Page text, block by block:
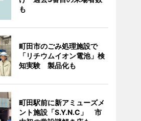
も
町田市のごみ処理施設で
「リチウムイオン電池」検
知実験 製品化も
町田駅前に新アミューズメ
ント施設「S.Y.N.C」 市